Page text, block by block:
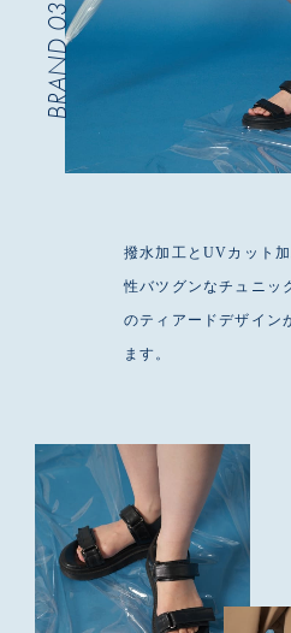
BRAND 03
撥水加工とUVカット
性バツグンなチュニッ
のティアードデザイン
ます。